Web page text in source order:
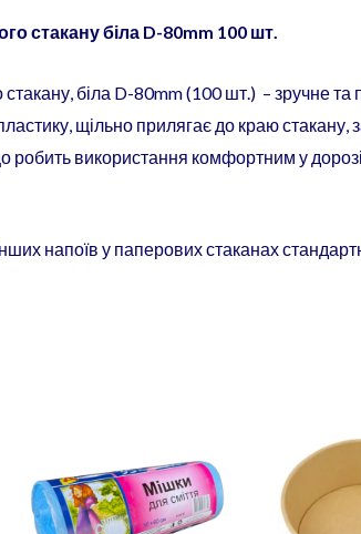
стакану біла D-80mm 100 шт.
біла D-80mm (100 шт.) – зручне та
щільно прилягає до краю
використання комфортним у дорозі
напоїв у паперових стаканах